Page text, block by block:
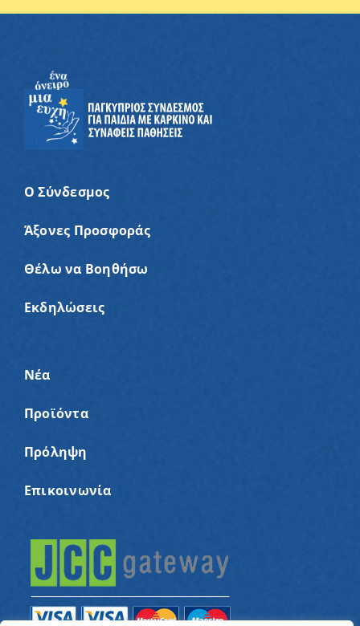
Ο Σύνδεσμος
Άξονες Προσφοράς
Θέλω να Βοηθήσω
Εκδηλώσεις
Νέα
Προϊόντα
Πρόληψη
Επικοινωνία